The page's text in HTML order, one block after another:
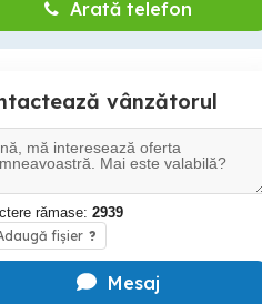
Arată telefon
vânzătorul
rămase: 2939
fișier ?
Mesaj